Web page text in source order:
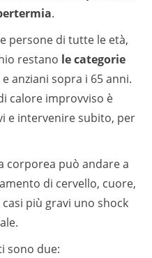
.
persone di tutte le età,
restano le categorie
anziani sopra i 65 anni.
calore improvviso è
e intervenire subito, per
corporea può andare a
di cervello, cuore,
più gravi uno shock
sono due: